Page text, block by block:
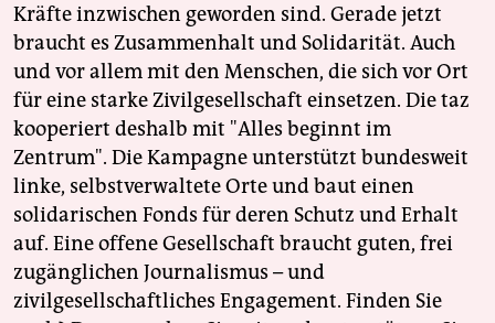
Kräfte inzwischen geworden sind. Gerade jetzt
braucht es Zusammenhalt und Solidarität. Auch
und vor allem mit den Menschen, die sich vor Ort
für eine starke Zivilgesellschaft einsetzen. Die taz
kooperiert deshalb mit "Alles beginnt im
Zentrum". Die Kampagne unterstützt bundesweit
linke, selbstverwaltete Orte und baut einen
solidarischen Fonds für deren Schutz und Erhalt
auf. Eine offene Gesellschaft braucht guten, frei
zugänglichen Journalismus – und
zivilgesellschaftliches Engagement. Finden Sie